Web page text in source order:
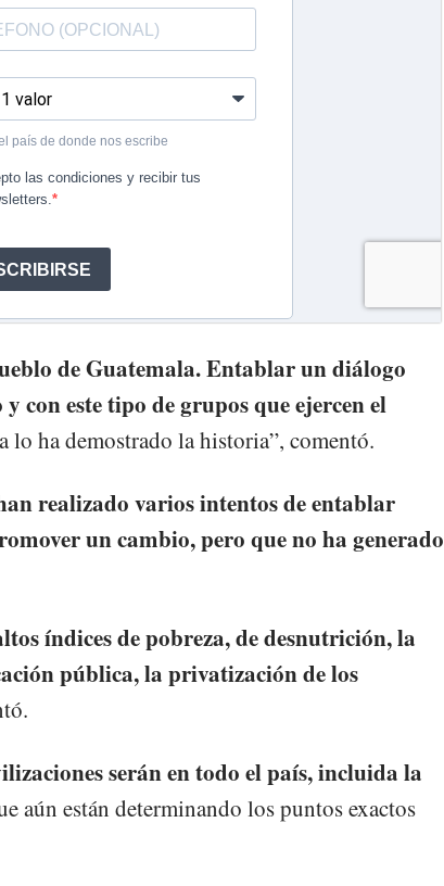
de Guatemala. Entablar un diálogo
con este tipo de grupos que ejercen el
lo ha demostrado la historia”, comentó.
realizado varios intentos de entablar
un cambio, pero que no ha generado
índices de pobreza, de desnutrición, la
pública, la privatización de los
serán en todo el país, incluida la
aún están determinando los puntos exactos